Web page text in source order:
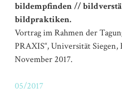
bildempfinden //
bildpraktiken.
Vortrag im Rahmen der
PRAXIS“, Universität Siegen,
November 2017.
05/2017